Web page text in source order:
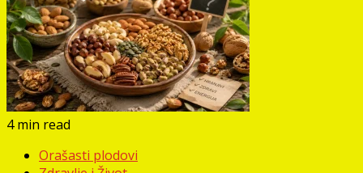
4 min read
Orašasti plodovi